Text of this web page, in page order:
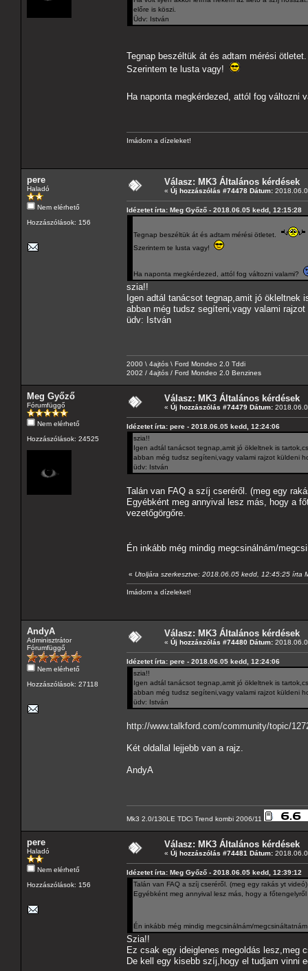
előre is köszi.
Üdv: István
Tegnap beszéltük át és adtam mérési
Szerintem te lusta vagy!
Ha naponta megkérdezed, attól fog változni
Imádom a dízeleket!
pere
Haladó
Nem elérhető
Hozzászólások: 156
Válasz: MK3 Általános kérdések
« Új hozzászólás #74478 Dátum:
Idézetet írta: Meg Győző - 2018.06.05 kedd, 12:15:28
Tegnap beszéltük át és adtam mérési ötletet.
Szerintem te lusta vagy!
Ha naponta megkérdezed, attól fog változni valami?
szia!!
Igen adtál tanácsot tegnap,amit jó
abban még tudsz segíteni,vagy valami
üdv: István
2000 \ 4ajtós \ Ford Mondeo 2.0 Tddi
2002 / 4ajtós / Ford Mondeo 2.0 Benzines
Meg Győző
Fórumfüggő
Nem elérhető
Hozzászólások: 24525
Válasz: MK3 Általános kérdések
« Új hozzászólás #74479 Dátum:
Idézetet írta: pere - 2018.06.05 kedd, 12:24:06
szia!!
Igen adtál tanácsot tegnap,amit jó ökleltnek is
abban még tudsz segíteni,vagy valami rajzot küldeni
üdv: István
Talán van FAQ a szíj cseréről. (meg egy
Egyébként meg annyival lesz más, hogy a
vezetőgörgőre.
Én inkább még mindig megcsinálnám/
« Utoljára szerkesztve: 2018.06.05 kedd, 12:45:25 írta
Imádom a dízeleket!
AndyA
Adminisztrátor
Fórumfüggő
Nem elérhető
Hozzászólások: 27118
Válasz: MK3 Általános kérdések
« Új hozzászólás #74480 Dátum:
Idézetet írta: pere - 2018.06.05 kedd, 12:24:06
szia!!
Igen adtál tanácsot tegnap,amit jó ökleltnek is
abban még tudsz segíteni,vagy valami rajzot küldeni
üdv: István
http://www.talkford.com/community/topic/
Két oldallal lejjebb van a rajz.
AndyA
Mk3 2.0/130LE TDCi Trend kombi 2006/11
pere
Haladó
Nem elérhető
Hozzászólások: 156
Válasz: MK3 Általános kérdések
« Új hozzászólás #74481 Dátum:
Idézetet írta: Meg Győző - 2018.06.05 kedd, 12:39:12
Talán van FAQ a szíj cseréről. (meg egy rakás yt videó)
Egyébként meg annyival lesz más, hogy a
Én inkább még mindig megcsinálnám/
Szia!!
Ez csak egy ideiglenes megoldás lesz,meg
De kell egy kisebb szíj,hogy el tudjam vinni